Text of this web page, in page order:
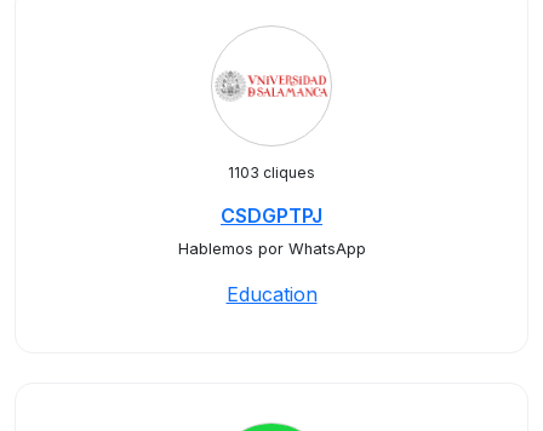
1103 cliques
CSDGPTPJ
Hablemos por WhatsApp
Education